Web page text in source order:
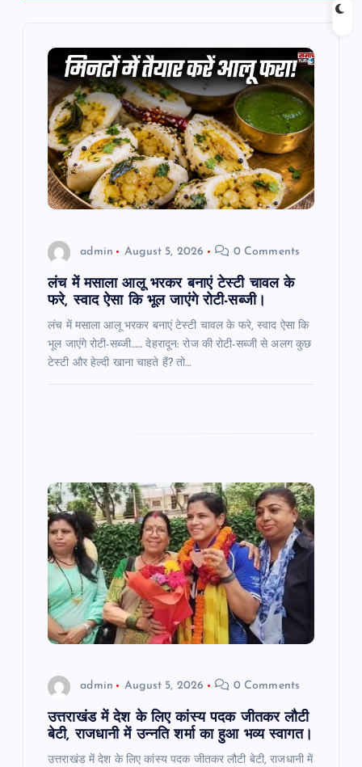
admin August 5, 2026 0 Comments
लंच में मसाला आलू भरकर बनाएं टेस्टी चावल के
फरे, स्वाद ऐसा कि भूल जाएंगे रोटी-सब्जी।
लंच में मसाला आलू भरकर बनाएं टेस्टी चावल के फरे, स्वाद ऐसा कि
भूल जाएंगे रोटी-सब्जी…… देहरादून: रोज की रोटी-सब्जी से अलग कुछ
टेस्टी और हेल्दी खाना चाहते हैं? तो…
admin August 5, 2026 0 Comments
उत्तराखंड में देश के लिए कांस्य पदक जीतकर लौटी
बेटी, राजधानी में उन्नति शर्मा का हुआ भव्य स्वागत।
उत्तराखंड में देश के लिए कांस्य पदक जीतकर लौटी बेटी, राजधानी में